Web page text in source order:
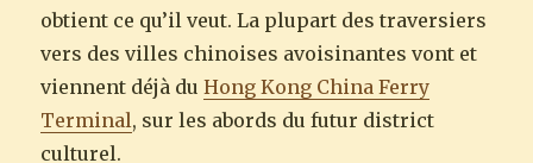
obtient ce qu’il veut. La plupart des traversiers
vers des villes chinoises avoisinantes vont et
viennent déjà duHong Kong China Ferry
Terminal, sur les abords du futur district
culturel.